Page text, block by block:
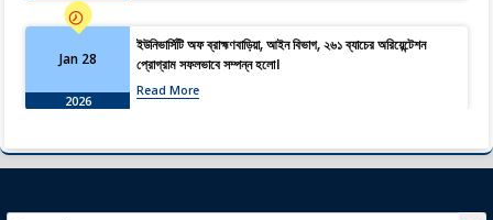
Jan 28
2026
ইউনিভার্সিটি অফ ব্রাহ্মণবাড়িয়া, আইন বিভাগ, ২৬১ ব্যাচের অরিয়েন্টেশন
প্রোগ্রাম সফলভাবে সম্পন্ন হলো।
Read More
Jan 13
2026
ব্রাহ্মণবাড়িয়া: জাতীয় শিক্ষা সপ্তাহ ২০২৬-এ জেলা পর্যায়ে প্রথম তন্নি
আক্তার